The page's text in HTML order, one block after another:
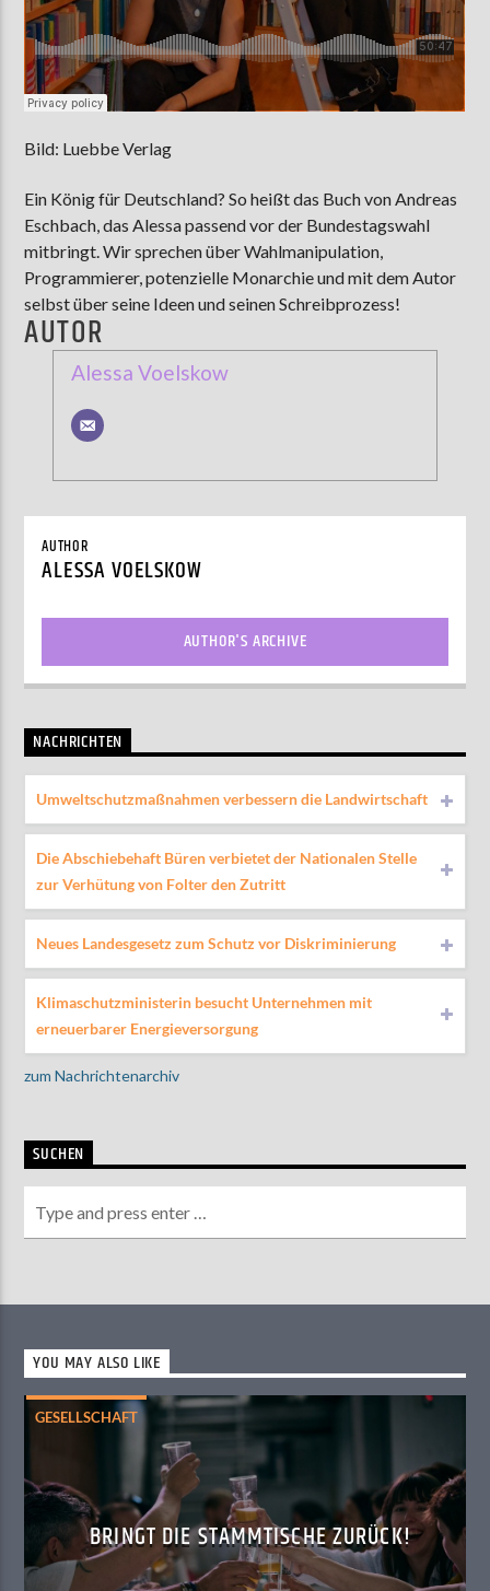
Bild: Luebbe Verlag
Ein König für Deutschland? So heißt das Buch von Andreas
Eschbach, das Alessa passend vor der Bundestagswahl
mitbringt. Wir sprechen über Wahlmanipulation,
Programmierer, potenzielle Monarchie und mit dem Autor
selbst über seine Ideen und seinen Schreibprozess!
AUTOR
Alessa Voelskow
AUTHOR
ALESSA VOELSKOW
AUTHOR'S ARCHIVE
NACHRICHTEN
Umweltschutzmaßnahmen verbessern die Landwirtschaft
Die Abschiebehaft Büren verbietet der Nationalen Stelle
zur Verhütung von Folter den Zutritt
Neues Landesgesetz zum Schutz vor Diskriminierung
Klimaschutzministerin besucht Unternehmen mit
erneuerbarer Energieversorgung
zum Nachrichtenarchiv
SUCHEN
YOU MAY ALSO LIKE
GESELLSCHAFT
BRINGT DIE STAMMTISCHE ZURÜCK!